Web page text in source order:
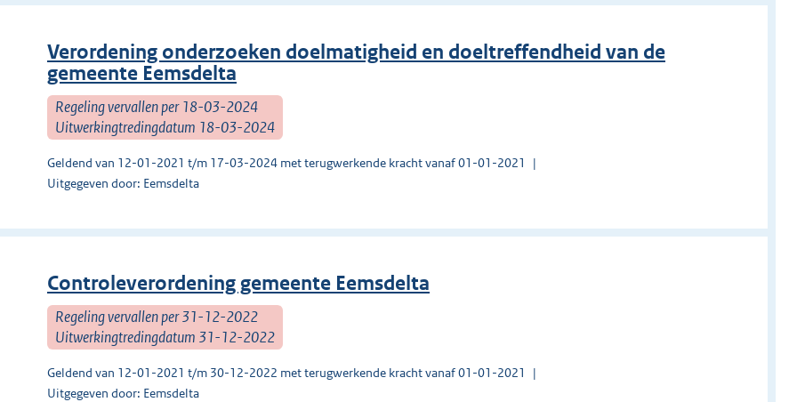
Verordening onderzoeken doelmatigheid en doeltreffendheid van de
gemeente Eemsdelta
Regeling vervallen per 18-03-2024
Uitwerkingtredingdatum 18-03-2024
Geldend van 12-01-2021 t/m 17-03-2024 met terugwerkende kracht vanaf 01-01-2021
Uitgegeven door: Eemsdelta
Controleverordening gemeente Eemsdelta
Regeling vervallen per 31-12-2022
Uitwerkingtredingdatum 31-12-2022
Geldend van 12-01-2021 t/m 30-12-2022 met terugwerkende kracht vanaf 01-01-2021
Uitgegeven door: Eemsdelta